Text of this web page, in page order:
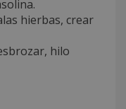
hierbas, crear
hilo